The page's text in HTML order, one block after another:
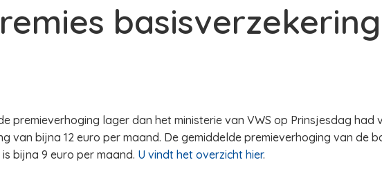
premieverhoging lager dan het ministerie van VWS op Prinsjesdag had
van bijna 12 euro per maand. De gemiddelde premieverhoging van de
bijna 9 euro per maand. U vindt het overzicht hier.